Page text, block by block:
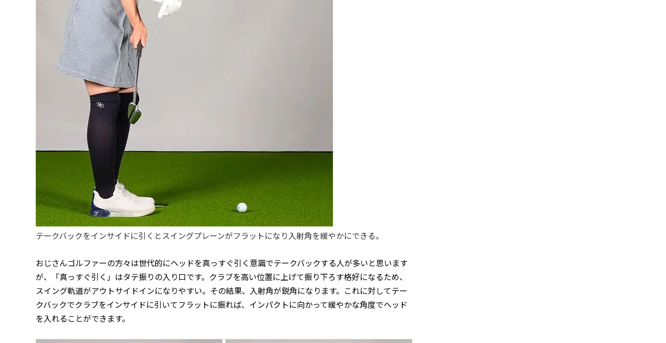
テークバックをインサイドに引くとスイングプレーンがフラットになり入射角を緩やかにできる。
おじさんゴルファーの方々は世代的にヘッドを真っすぐ引く意識でテークバックする人が多いと思います
が、「真っすぐ引く」はタテ振りの入り口です。クラブを高い位置に上げて振り下ろす格好になるため、
スイング軌道がアウトサイドインになりやすい。その結果、入射角が鋭角になります。これに対してテー
クバックでクラブをインサイドに引いてフラットに振れば、インパクトに向かって緩やかな角度でヘッド
を入れることができます。